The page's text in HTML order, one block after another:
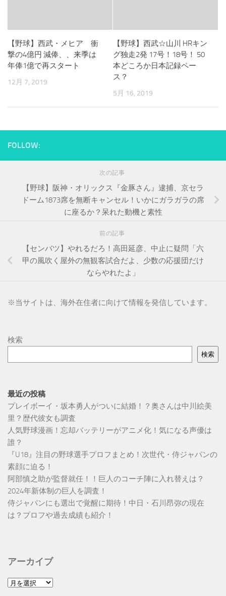
【野球】西武・メヒア 衝
撃の4億円 減俸、、来季は
年俸1億で再スタート
12月 7, 2019
【野球】西武☆山川 HRキン
グ独走2発 17号！18号！ 50
本どころか日本記録ペー
ス？
5月 16, 2019
FOLLOW:
次の記事
【野球】阪神・オリックス『金豚さん』逮捕、京セラ
ドーム1873席を無断キャンセル！いかにガラガラの席
に座るか？呆れた動機と素性
前の記事
【センバツ】やれるだろ！高田延彦、中止に疑問「六
甲の風吹く屋外の無観客試合だよ、少数の応援団だけ
ならやれたよ」
※当サイトは、海外在住者に向けて情報を発信しています。
検索
検索
最近の投稿
プレイボーイ・坂本勇人がついに結婚！？奥さんは中川絵美
里？歴代彼女も調査
人気野球漫画！忘却バッテリーがアニメ化！気になる声優は
誰？
『U18』注目の野球選手プロフまとめ！次世代・侍ジャパンの
素顔に迫る！
阿部慎之助が監督就任！！巨人のコーチ陣に入れ替えは？
2024年新体制の巨人を調査！
侍ジャパンにも選出で覚醒に期待！中日・石川昂弥の現在
は？プロフや過去成績も紹介！
アーカイブ
ア